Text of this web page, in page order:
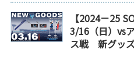
【2024－25
3/16（日）vs
ス戦 新グッ